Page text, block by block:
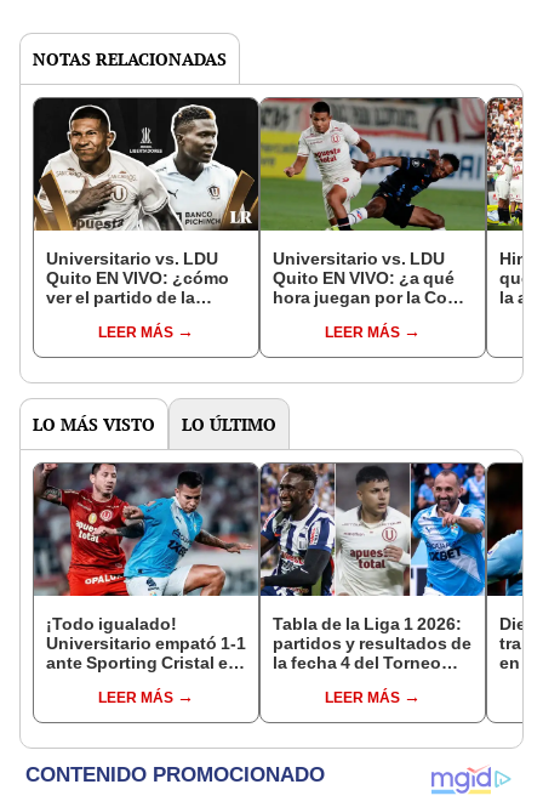
NOTAS RELACIONADAS
Universitario vs. LDU
Quito EN VIVO: ¿cómo
ver el partido de la
Libertadores?
LEER MÁS
Universitario vs. LDU
Quito EN VIVO: ¿a qué
hora juegan por la Copa
LEER MÁS
la
LO MÁS VISTO LO ÚLTIMO
¡Todo igualado!
Universitario empató 1-1
ante Sporting Cristal en
por el Torneo Clausura
de la Liga 1 2026
LEER MÁS
Tabla de la Liga 1 2026:
partidos y resultados de
la fecha 4 del Torneo
del Acumulado
LEER MÁS
en